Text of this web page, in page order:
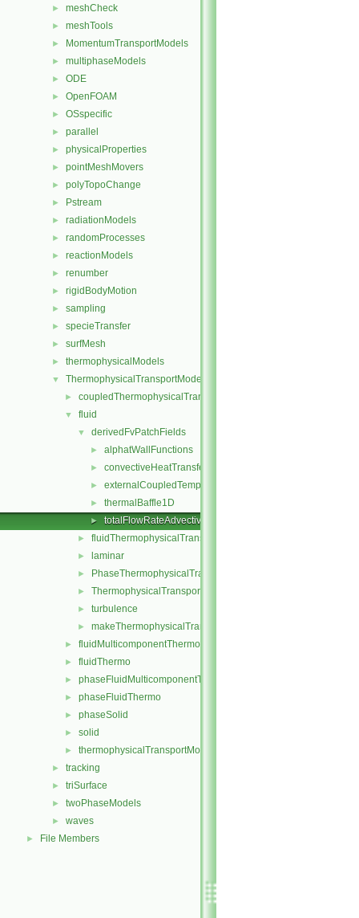
► meshCheck
► meshTools
► MomentumTransportModels
► multiphaseModels
► ODE
► OpenFOAM
► OSspecific
► parallel
► physicalProperties
► pointMeshMovers
► polyTopoChange
► Pstream
► radiationModels
► randomProcesses
► reactionModels
► renumber
► rigidBodyMotion
► sampling
► specieTransfer
► surfMesh
► thermophysicalModels
▼ ThermophysicalTransportModels
► coupledThermophysicalTransportModels
▼ fluid
▼ derivedFvPatchFields
► alphatWallFunctions
► convectiveHeatTransfer
► externalCoupledTemperatureMixed
► thermalBaffle1D
► totalFlowRateAdvectiveDiffusive
► fluidThermophysicalTransportModel
► laminar
► PhaseThermophysicalTransportModel
► ThermophysicalTransportModel
► turbulence
► makeThermophysicalTransportModel.H
► fluidMulticomponentThermo
► fluidThermo
► phaseFluidMulticomponentThermo
► phaseFluidThermo
► phaseSolid
► solid
► thermophysicalTransportModel
► tracking
► triSurface
► twoPhaseModels
► waves
► File Members